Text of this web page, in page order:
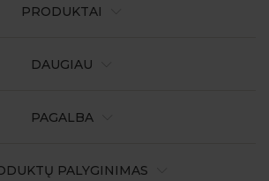
PRODUKTAI
DAUGIAU
PAGALBA
PALYGINIMAS